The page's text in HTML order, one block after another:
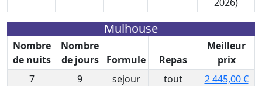
Mulhouse
Nombre
de nuits
Nombre
de jours
Formule Repas
Meilleur
prix
7
9 sejour
tout
2 445,00 €